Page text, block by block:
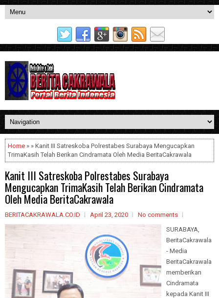
Home » » Kanit III Satreskoba Polrestabes Surabaya Mengucapkan
TrimaKasih Telah Berikan Cindramata Oleh Media BeritaCakrawala
Kanit III Satreskoba Polrestabes Surabaya
Mengucapkan TrimaKasih Telah Berikan Cindramata
Oleh Media BeritaCakrawala
BERITACAKRAWALA.CO.ID April 23, 2020
No comments
SURABAYA,
BeritaCakrawala
- Media
BeritaCakrawala
memberikan
Cindramata
kepada Kanit III